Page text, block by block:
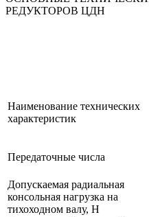
РЕДУКТОРОВ ЦДН
Наименование технических
характеристик
Передаточные числа
Допускаемая радиальная
консольная нагрузка на
тихоходном валу, Н